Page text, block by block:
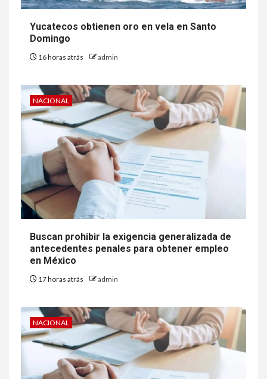
Yucatecos obtienen oro en vela en Santo
Domingo
16 horas atrás admin
NACIONAL
Buscan prohibir la exigencia generalizada de
antecedentes penales para obtener empleo
en México
17 horas atrás admin
NACIONAL